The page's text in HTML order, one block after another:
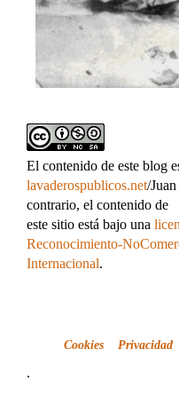
El contenido de este blog
lavaderospublicos.net/
contrario, el contenido de
este sitio está bajo una
Reconocimiento-
Internacional.
Cookies Privacidad
.